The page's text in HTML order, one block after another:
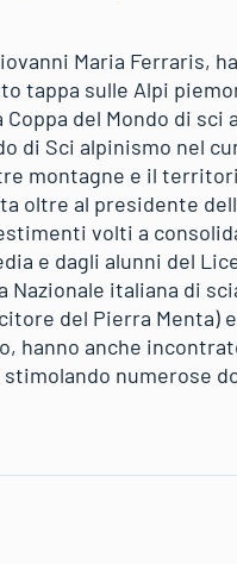
Maria Ferraris,
tappa sulle Alpi
del Mondo di sci
di Sci alpinismo nel
montagne e il
oltre al presidente
volti a
e dagli alunni del
Nazionale italiana di
del Pierra Menta)
hanno anche
numerose